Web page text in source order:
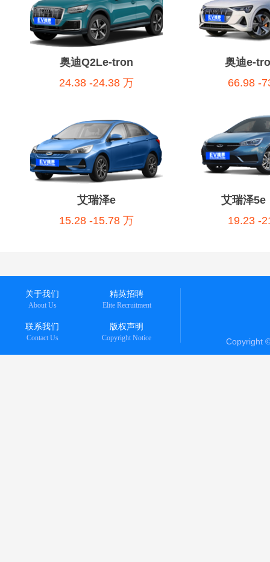
奥迪Q2Le-tron
24.38 -24.38 万
奥迪e-
66.98 -
艾瑞泽e
15.28 -15.78 万
艾瑞泽5e
19.23 -
关于我们
About Us
精英招聘
Elite Recruitment
联系我们
Contact Us
版权声明
Copyright Notice Copyright